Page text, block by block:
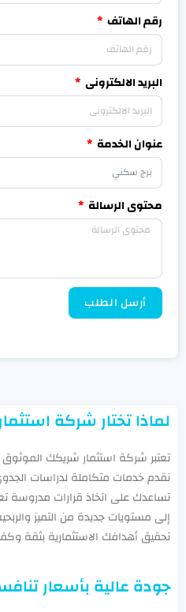
رقم الهاتف
البريد الالكترونى
عنوان الخدمة
محتوى الرسالة
أرسل الطلب
لماذا تختار شركة
تعتبر شركة استثمار شريكك الموثوق
نقدم خدمات متكاملة لدراسات
تساعدك على اتخاذ قرارات مدروسة
إلى مستويات جديدة من التميز
تحقيق أهدافك الاستثمارية بثقة
جودة عالية بأسعار